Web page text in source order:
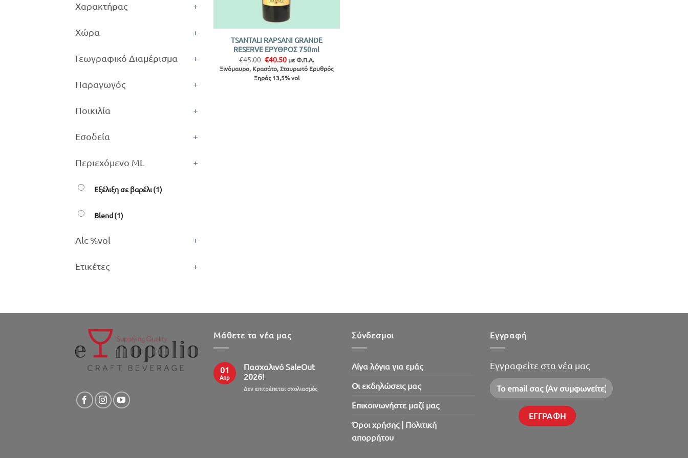
Χαρακτήρας +
Χώρα +
Γεωγραφικό Διαμέρισμα +
Παραγωγός +
Ποικιλία +
Εσοδεία +
Περιεχόμενο ML +
Εξέλιξη σε βαρέλι(1)
Blend(1)
Alc %vol +
Ετικέτες +
TSANTALI RAPSANI GRANDE
RESERVE ΕΡΥΘΡΟΣ 750ml
€45.00 Original
price
was:
€45.00.
€40.50Η
τρέχουσα
τιμή
είναι:
με Φ.Π.Α.
Ξινόμαυρο, Κρασάτο, Σταυρωτό Ερυθρός
Ξηρός 13,5% vol
Μάθετε τα νέα μας
01
Απρ
Πασχαλινό SaleOut
2026!
Δεν επιτρέπεται σχολιασμόςστο
Σύνδεσμοι
Λίγα λόγια για εμάς
Oι εκδηλώσεις μας
Επικοινωνήστε μαζί μας
Όροι χρήσης | Πολιτική
απορρήτου
Εγγραφή
Εγγραφείτε στα νέα μας